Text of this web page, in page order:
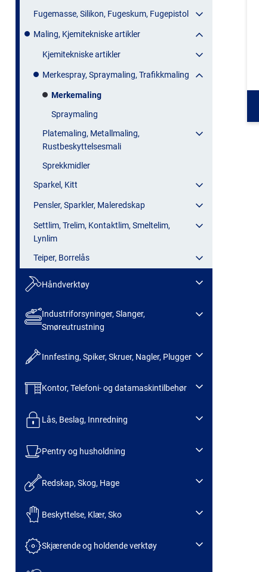
Fugemasse, Silikon, Fugeskum, Fugepistol
Maling, Kjemitekniske artikler
Kjemitekniske artikler
Merkespray, Spraymaling, Trafikkmaling
Merkemaling
Spraymaling
Platemaling, Metallmaling,
Rustbeskyttelsesmali
Sprekkmidler
Sparkel, Kitt
Pensler, Sparkler, Maleredskap
Settlim, Trelim, Kontaktlim, Smeltelim,
Lynlim
Teiper, Borrelås
Håndverktøy
Industriforsyninger, Slanger,
Smøreutrustning
Innfesting, Spiker, Skruer, Nagler, Plugger
Kontor, Telefoni- og datamaskintilbehør
Lås, Beslag, Innredning
Pentry og husholdning
Redskap, Skog, Hage
Beskyttelse, Klær, Sko
Skjærende og holdende verktøy